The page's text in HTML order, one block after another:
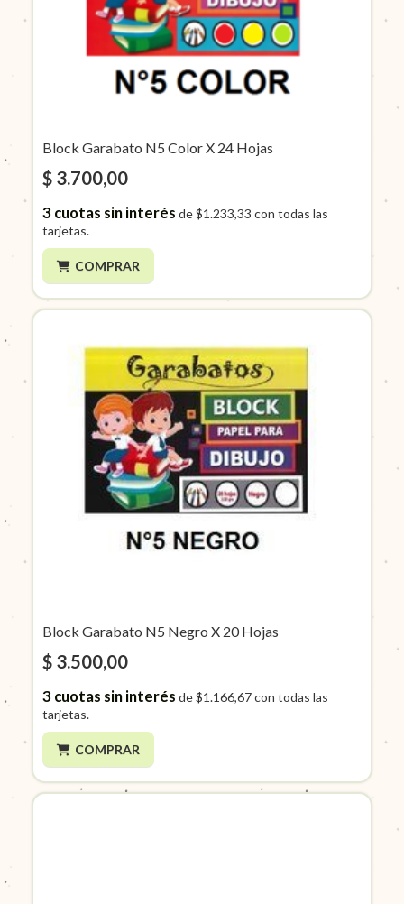
Block Garabato N5 Color X 24 Hojas
$ 3.700,00
3cuotas sin interés de$1.233,33 con todas las
tarjetas.
COMPRAR
Block Garabato N5 Negro X 20 Hojas
$ 3.500,00
3cuotas sin interés de$1.166,67con todas las
tarjetas.
COMPRAR